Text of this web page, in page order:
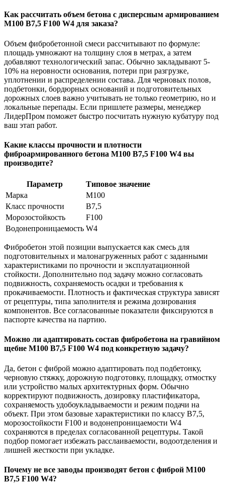
Как рассчитать объем бетона с дисперсным армированием
М100 B7,5 F100 W4 для заказа?
Объем фибробетонной смеси рассчитывают по формуле:
площадь умножают на толщину слоя в метрах, а затем
добавляют технологический запас. Обычно закладывают 5-
10% на неровности основания, потери при разгрузке,
уплотнении и распределении состава. Для черновых полов,
подбетонки, бордюрных оснований и подготовительных
дорожных слоев важно учитывать не только геометрию, но и
локальные перепады. Если пришлете размеры, менеджер
ЛидерПром поможет быстро посчитать нужную кубатуру под
ваш этап работ.
Какие классы прочности и плотности
фиброармированного бетона М100 B7,5 F100 W4 вы
производите?
Параметр
Типовое значение
Марка
М100
Класс прочности
B7,5
Морозостойкость
F100
Водонепроницаемость W4
Фибробетон этой позиции выпускается как смесь для
подготовительных и малонагруженных работ с заданными
характеристиками по прочности и эксплуатационной
стойкости. Дополнительно под задачу можно согласовать
подвижность, сохраняемость осадки и требования к
прокачиваемости. Плотность и фактическая структура зависят
от рецептуры, типа заполнителя и режима дозирования
компонентов. Все согласованные показатели фиксируются в
паспорте качества на партию.
Можно ли адаптировать состав фибробетона на гравийном
щебне М100 B7,5 F100 W4 под конкретную задачу?
Да, бетон с фиброй можно адаптировать под подбетонку,
черновую стяжку, дорожную подготовку, площадку, отмостку
или устройство малых архитектурных форм. Обычно
корректируют подвижность, дозировку пластификатора,
сохраняемость удобоукладываемости и режим подачи на
объект. При этом базовые характеристики по классу B7,5,
морозостойкости F100 и водонепроницаемости W4
сохраняются в пределах согласованной рецептуры. Такой
подбор помогает избежать расслаиваемости, водоотделения и
лишней жесткости при укладке.
Почему не все заводы производят бетон с фиброй М100
B7,5 F100 W4?